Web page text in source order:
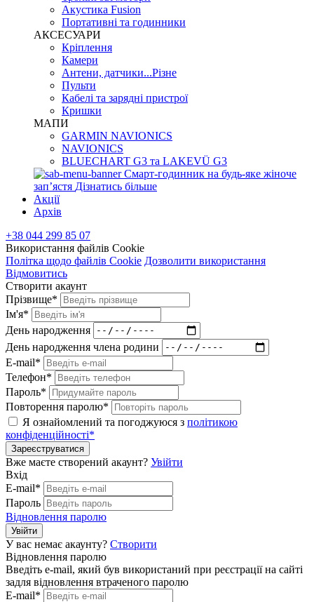
Акустика Fusion
Портативні та годинники
АКСЕСУАРИ
Кріплення
Камери
Антени, датчики...Різне
Пульти
Кабелі та зарядні пристрої
Кришки
МАПИ
GARMIN NAVIONICS
NAVIONICS
BLUECHART G3 та LAKEVÜ G3
Смарт-годинник на будь-яке жіноче
запʼястя Дізнатись більше
Акції
Архів
+38 044 299 85 07
Використання файлів Cookie
Політка щодо файлів Cookie Дозволити використання
Відмовитись
Створити акаунт
Прізвище*
Ім'я*
День народження
День народження члена родини
E-mail*
Телефон*
Пароль*
Повторення паролю*
Я ознайомлений та погоджуюся з політикою
конфіденційності*
Зареєструватися
Вже маєте створений акаунт? Увійти
Вхід
E-mail*
Пароль
Відновлення паролю
Увійти
У вас немає акаунту? Створити
Відновлення паролю
Введіть e-mail, який був використаний при реєстрації на сайті
задля відновлення втраченого паролю
E-mail*